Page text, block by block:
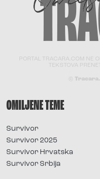
PORTAL TRACARA.COM NE
TEKSTOVA
©
OMILJENE TEME
Survivor
Survivor 2025
Survivor Hrvatska
Survivor Srbija